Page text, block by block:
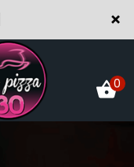
×
0